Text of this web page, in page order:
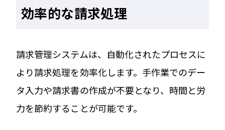
効率的な請求処理
請求管理システムは、自動化されたプロセスに
より請求処理を効率化します。手作業でのデー
タ入力や請求書の作成が不要となり、時間と労
力を節約することが可能です。